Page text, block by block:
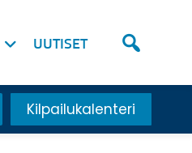
UUTISET
Kilpailukalenteri